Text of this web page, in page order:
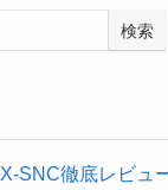
検索
SNC徹底レビュ